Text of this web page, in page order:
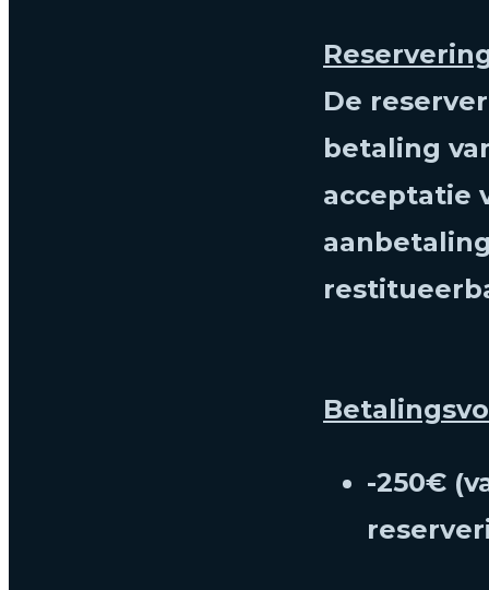
De
betaling
acceptatie
-250€